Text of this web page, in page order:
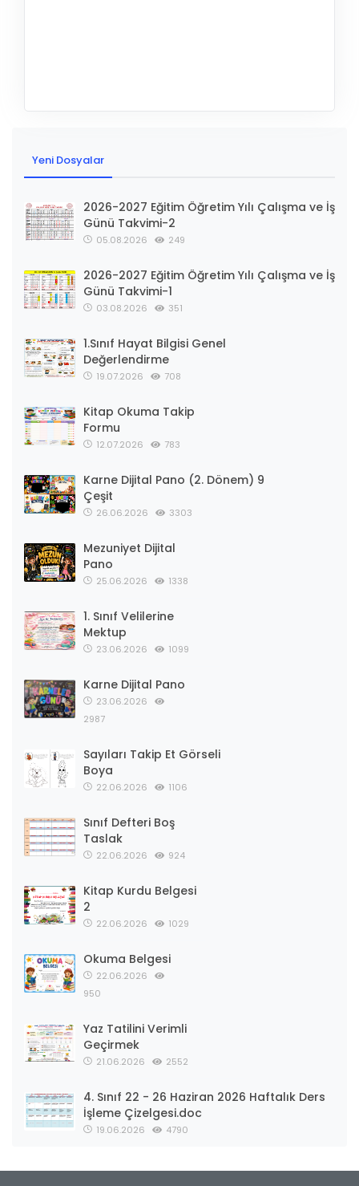
Yeni Dosyalar
2026-2027 Eğitim Öğretim Yılı Çalışma ve İş
Günü Takvimi-2
05.08.2026 249
2026-2027 Eğitim Öğretim Yılı Çalışma ve İş
Günü Takvimi-1
03.08.2026 351
1.Sınıf Hayat Bilgisi Genel
Değerlendirme
19.07.2026 708
Kitap Okuma Takip
Formu
12.07.2026 783
Karne Dijital Pano (2. Dönem) 9
Çeşit
26.06.2026 3303
Mezuniyet Dijital
Pano
25.06.2026 1338
1. Sınıf Velilerine
Mektup
23.06.2026 1099
Karne Dijital Pano
23.06.2026
2987
Sayıları Takip Et Görseli
Boya
22.06.2026 1106
Sınıf Defteri Boş
Taslak
22.06.2026 924
Kitap Kurdu Belgesi
2
22.06.2026 1029
Okuma Belgesi
22.06.2026
950
Yaz Tatilini Verimli
Geçirmek
21.06.2026 2552
4. Sınıf 22 - 26 Haziran 2026 Haftalık Ders
İşleme Çizelgesi.doc
19.06.2026 4790